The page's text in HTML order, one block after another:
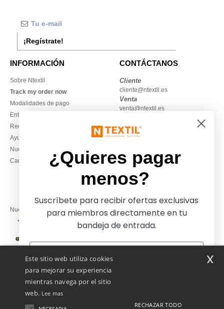
¡Regístrate!
INFORMACIÓN
Sobre Ntextil
Track my order now
Modalidades de pago
Entrega
Reembolsos / devoluciones
Ayuda & FAQs
Nuestros compromisos
Camisetas locales al por mayor
CONTÁCTANOS
Cliente
cliente@ntextil.es
Venta
venta@ntextil.es
930 410 200
Viernes: 10:00–14:00
Nuestros socios financieros
Este sitio web utiliza cookies
para mejorar su experiencia
mientras navega por el sitio
web. Lee mas
RECHAZAR TODO
x
¿Quieres pagar
menos?
Suscríbete para recibir ofertas exclusivas
para miembros directamente en tu
bandeja de entrada.